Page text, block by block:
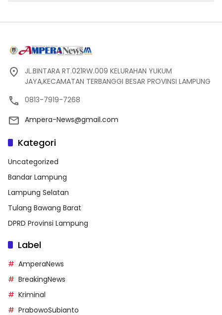
JL.BINTARA RT.021RW.009 KELURAHAN YUKUM
JAYA,KECAMATAN TERBANGGI BESAR PROVINSI LAMPUNG
0813-7919-7268
Ampera-News@gmail.com
Kategori
Uncategorized
Bandar Lampung
Lampung Selatan
Tulang Bawang Barat
DPRD Provinsi Lampung
Label
AmperaNews
BreakingNews
Kriminal
PrabowoSubianto